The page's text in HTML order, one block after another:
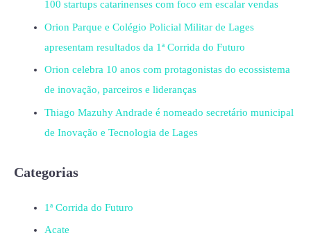
100 startups catarinenses com foco em escalar vendas
Orion Parque e Colégio Policial Militar de Lages
apresentam resultados da 1ª Corrida do Futuro
Orion celebra 10 anos com protagonistas do ecossistema
de inovação, parceiros e lideranças
Thiago Mazuhy Andrade é nomeado secretário municipal
de Inovação e Tecnologia de Lages
Categorias
1ª Corrida do Futuro
Acate